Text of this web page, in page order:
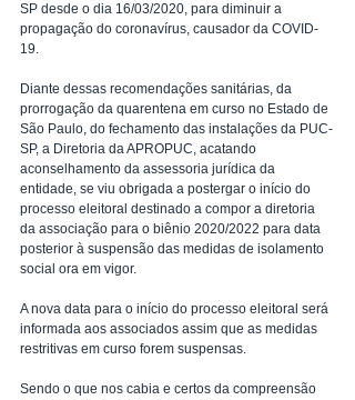
SP desde o dia 16/03/2020, para diminuir a
propagação do coronavírus, causador da COVID-
19.
Diante dessas recomendações sanitárias, da
prorrogação da quarentena em curso no Estado de
São Paulo, do fechamento das instalações da PUC-
SP, a Diretoria da APROPUC, acatando
aconselhamento da assessoria jurídica da
entidade, se viu obrigada a postergar o início do
processo eleitoral destinado a compor a diretoria
da associação para o biênio 2020/2022 para data
posterior à suspensão das medidas de isolamento
social ora em vigor.
A nova data para o início do processo eleitoral será
informada aos associados assim que as medidas
restritivas em curso forem suspensas.
Sendo o que nos cabia e certos da compreensão